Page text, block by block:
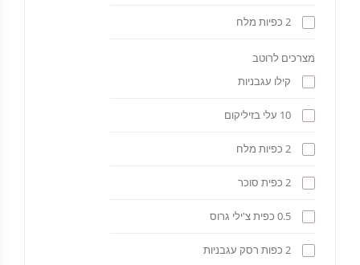
2 כפיות מלח
מצרכים לרוטב
קילו עגבניות
10 עלי בזיליקום
2 כפיות מלח
2 כפית סוכר
0.5 כפית צ'ילי גרוס
2 כפות רסק עגבניות